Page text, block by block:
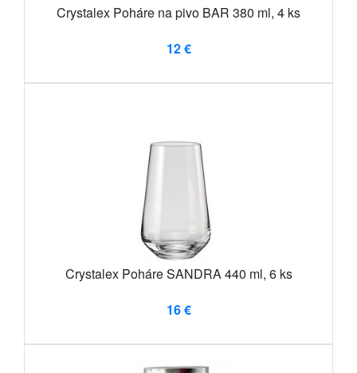
Crystalex Poháre na pivo BAR 380 ml, 4 ks
12 €
Crystalex Poháre SANDRA 440 ml, 6 ks
16 €